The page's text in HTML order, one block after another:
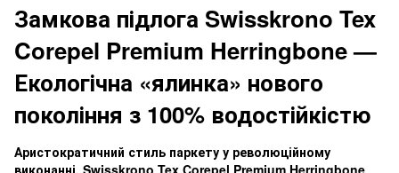
Замкова підлога Swisskrono Tex
Corepel Premium Herringbone —
Екологічна «ялинка» нового
покоління з 100% водостійкістю
Аристократичний стиль паркету у революційному
виконанні. Swisskrono Tex Corepel Premium Herringbone